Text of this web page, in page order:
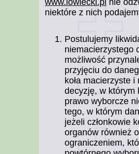
niektóre z nich
Postulujemy
niemacierzystego
możliwość
przyjęciu do
koła macierzyste
decyzję, w którym
prawo wyborcze
tego, w którym
jeżeli członkowie
organów również
ograniczeniem,